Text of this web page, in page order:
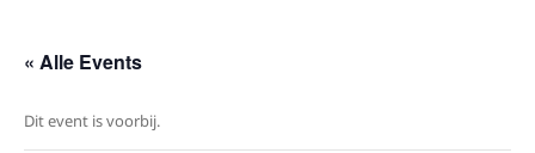
« Alle Events
Dit event is voorbij.